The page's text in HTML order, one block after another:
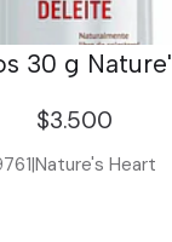
30 g
$3.500
|Nature's Heart